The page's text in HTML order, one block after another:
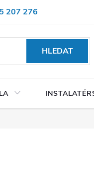
207 276
HLEDAT